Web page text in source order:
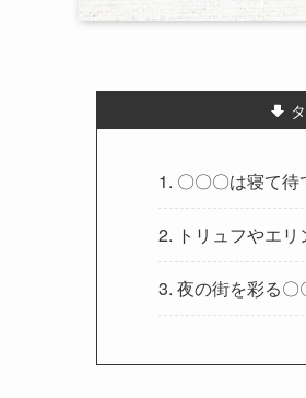
1. 〇〇〇は寝て待
2. トリュフやエリ
3. 夜の街を彩る〇